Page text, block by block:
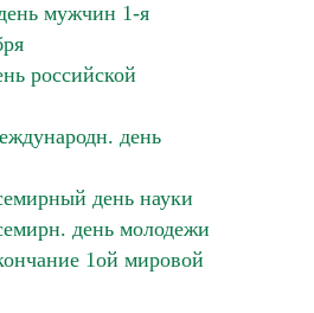
мужчин 1-я
российской
день
день науки
день молодежи
1ой мировой